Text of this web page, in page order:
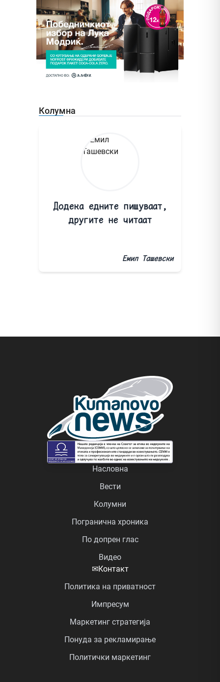
Колумна
Додека едните пишуваат,
другите не читаат
Емил Ташевски
Насловна
Вести
Колумни
Погранична хроника
По допрен глас
Видео
✉Контакт
Политика на приватност
Импресум
Маркетинг стратегија
Понуда за рекламирање
Политички маркетинг